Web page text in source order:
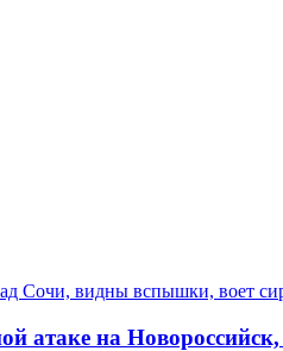
атаке на